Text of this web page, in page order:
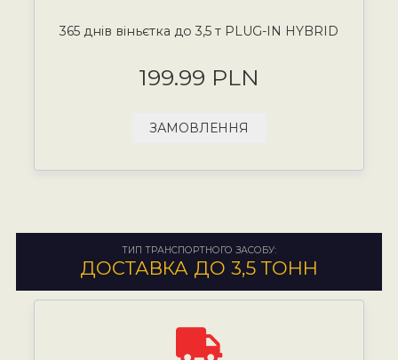
365 днів віньєтка до 3,5 т PLUG-IN HYBRID
199.99 PLN
ЗАМОВЛЕННЯ
ТИП ТРАНСПОРТНОГО ЗАСОБУ:
ДОСТАВКА ДО 3,5 ТОНН